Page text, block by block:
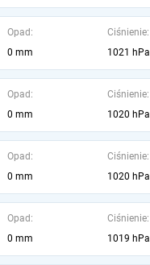
Opad:
0 mm
Ciśnienie:
1021 hPa
Opad:
0 mm
Ciśnienie:
1020 hPa
Opad:
0 mm
Ciśnienie:
1020 hPa
Opad:
0 mm
Ciśnienie:
1019 hPa